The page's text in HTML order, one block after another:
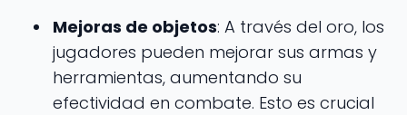
Mejoras de objetos: A través del oro, los
jugadores pueden mejorar sus armas y
herramientas, aumentando su
efectividad en combate. Esto es crucial